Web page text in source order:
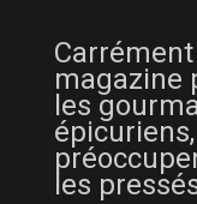
magazine
les
les